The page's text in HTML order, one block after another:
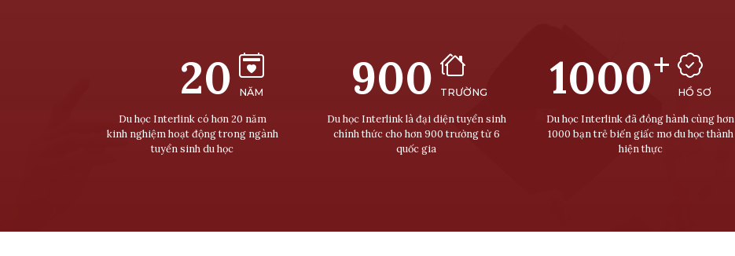
20 NĂM
Du học Interlink có hơn 20 năm
kinh nghiệm hoạt động trong ngành
tuyển sinh du học
900 TRƯỜNG
Du học Interlink là đại diện tuyển sinh
chính thức cho hơn 900 trường từ 6
quốc gia
1000+
HỒ SƠ
Du học Interlink đã đồng hành cùng hơn
1000 bạn trẻ biến giấc mơ du học thành
hiện thực